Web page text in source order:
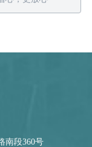
南段360号